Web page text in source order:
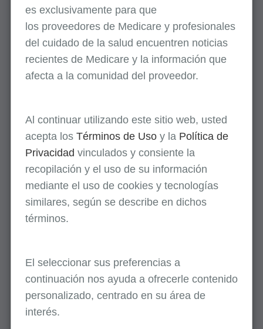
Bombas de Succión: Prevenga Denegaciones
de Reclamaciones
Reclamaciones, Precios y Códigos
Clase II: Obtenga Información de Facturación
Actualizada
Artículos de MLN Matters
Facturación de Lesión Renal Aguda y ESRD:
Poniendo Fin al Requisito del Modificador AX
De Nuestros Socios Federales
Brote del Hantavirus en Múltiples Países
es exclusivamente para que
los proveedores de Medicare y profesionales
del cuidado de la salud encuentren noticias
recientes de Medicare y la información que
afecta a la comunidad del proveedor.
Al continuar utilizando este sitio web, usted
acepta los Términos de Usoy la Política de
Privacidad vinculados y consiente la
recopilación y el uso de su información
mediante el uso de cookies y tecnologías
similares, según se describe en dichos
términos.
El seleccionar sus preferencias a
continuación nos ayuda a ofrecerle contenido
personalizado, centrado en su área de
interés.